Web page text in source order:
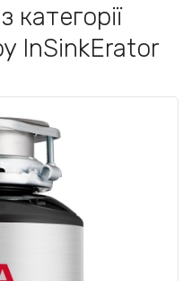
категорії
InSinkErator